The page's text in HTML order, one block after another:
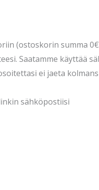
(ostoskorin summa
Saatamme käyttää
ei jaeta
sähköpostiisi